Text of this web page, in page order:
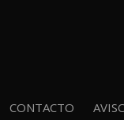
CONTACTO